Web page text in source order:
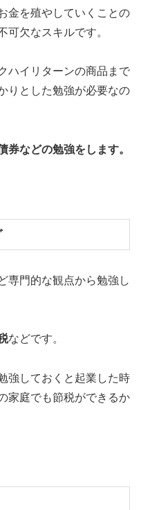
金を殖やしていくことの
可欠なスキルです。
ハイリターンの商品まで
りとした勉強が必要なの
券などの勉強をします。
専門的な観点から勉強し
などです。
強しておくと起業した時
家庭でも節税ができるか